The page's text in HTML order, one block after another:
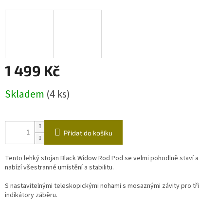
1 499 Kč
cena:
Skladem (4 ks)
Přidat do košíku
Tento lehký stojan Black Widow Rod Pod se velmi pohodlně staví a
nabízí všestranné umístění a stabilitu.
S nastavitelnými teleskopickými nohami s mosaznými závity pro tři
indikátory záběru.